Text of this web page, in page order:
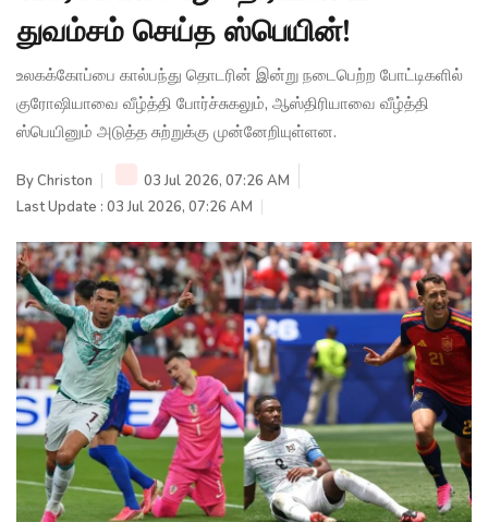
துவம்சம் செய்த ஸ்பெயின்!
உலகக்கோப்பை கால்பந்து தொடரின் இன்று நடைபெற்ற போட்டிகளில்
குரோஷியாவை வீழ்த்தி போர்ச்சுகலும், ஆஸ்திரியாவை வீழ்த்தி
ஸ்பெயினும் அடுத்த சுற்றுக்கு முன்னேறியுள்ளன.
ByChriston
03 Jul 2026, 07:26 AM
Last Update : 03 Jul 2026, 07:26 AM